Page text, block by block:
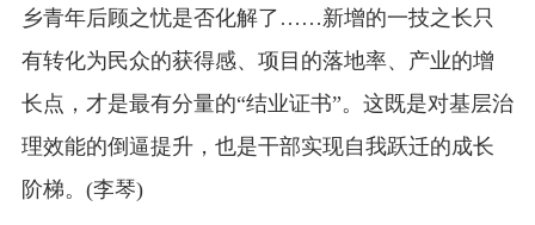
乡青年后顾之忧是否化解了……新增的一技之长只
有转化为民众的获得感、项目的落地率、产业的增
长点，才是最有分量的“结业证书”。这既是对基层治
理效能的倒逼提升，也是干部实现自我跃迁的成长
阶梯。(李琴)